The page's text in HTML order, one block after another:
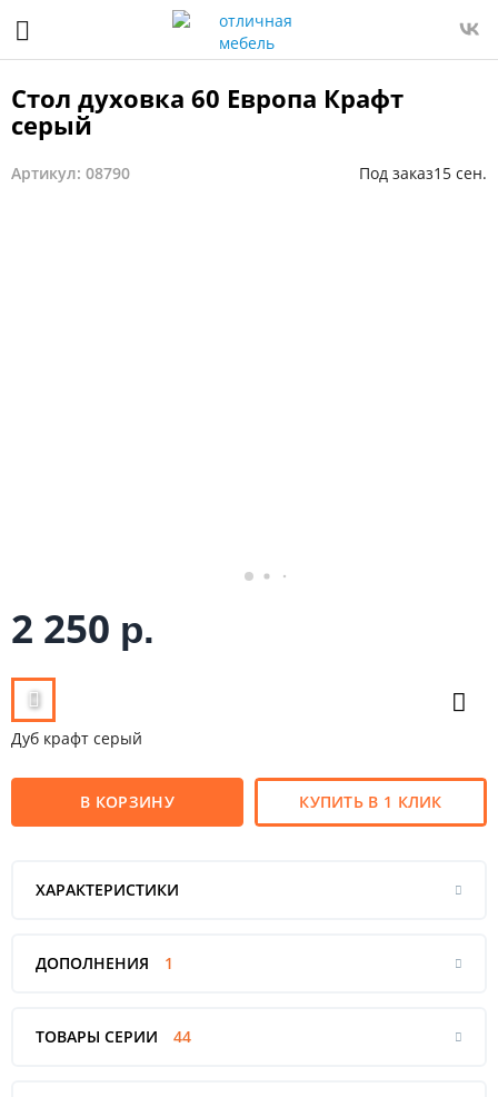
Стол духовка 60 Европа Крафт
серый
Артикул: 08790 Под заказ15 сен.
2 250 р.
Дуб крафт серый
В КОРЗИНУ КУПИТЬ В 1 КЛИК
ХАРАКТЕРИСТИКИ
ДОПОЛНЕНИЯ 1
ТОВАРЫ СЕРИИ 44